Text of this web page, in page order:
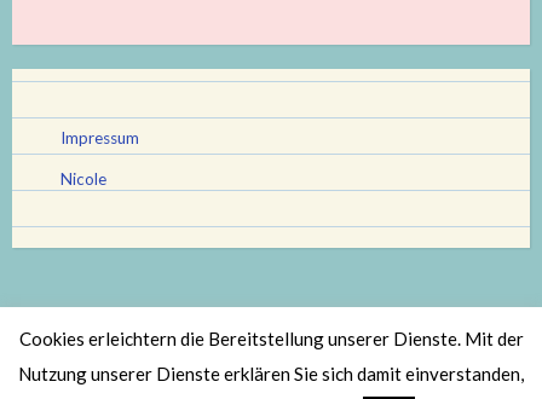
Impressum
Nicole
Stolz bereitgestellt von WordPress |
Theme: Scratchpad von
Cookies erleichtern die Bereitstellung unserer Dienste. Mit der
Nutzung unserer Dienste erklären Sie sich damit einverstanden,